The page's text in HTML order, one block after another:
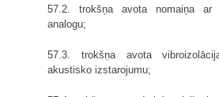
57.2. trokšņa avota nomaiņa
analogu;
57.3. trokšņa avota
akustisko izstarojumu;